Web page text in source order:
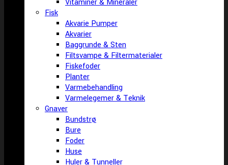
Vitaminer & Mineraler
Fisk
Akvarie Pumper
Akvarier
Baggrunde & Sten
Filtsvampe & Filtermaterialer
Fiskefoder
Planter
Varmebehandling
Varmelegemer & Teknik
Gnaver
Bundstrø
Bure
Foder
Huse
Huler & Tunneller